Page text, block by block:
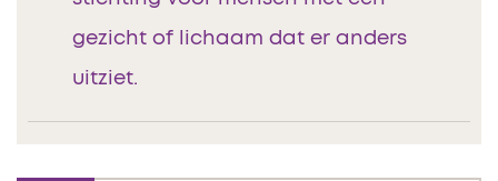
gezicht of lichaam dat er anders
uitziet.